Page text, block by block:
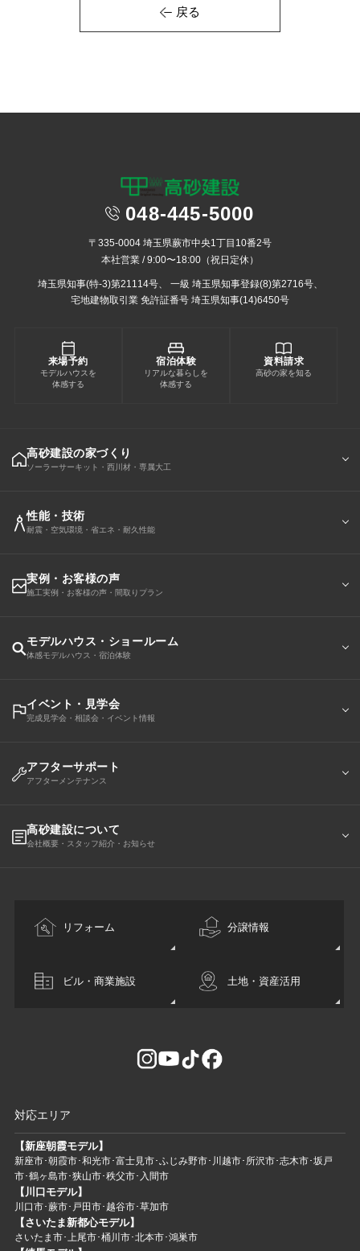
戻る
048-445-5000
〒335-0004 埼玉県蕨市中央1丁目10番2号
本社営業 / 9:00〜18:00（祝日定休）
埼玉県知事(特-3)第21114号、
一級 埼玉県知事登録(8)第2716号、
宅地建物取引業 免許証番号 埼玉県知事(14)6450号
来場予約
モデルハウスを
体感する
宿泊体験
リアルな暮らしを
体感する
資料請求
高砂の家を知る
高砂建設の家づくり
ソーラーサーキット・西川材・専属大工
性能・技術
耐震・空気環境・省エネ・耐久性能
実例・お客様の声
施工実例・お客様の声・間取りプラン
モデルハウス・ショールーム
体感モデルハウス・宿泊体験
イベント・見学会
完成見学会・相談会・イベント情報
アフターサポート
アフターメンテナンス
高砂建設について
会社概要・スタッフ紹介・お知らせ
リフォーム 分譲情報
ビル・商業施設 土地・資産活用
対応エリア
【新座朝霞モデル】
新座市･朝霞市･和光市･富士見市･ふじみ野市･川越市･所沢市･志木市･坂戸
市･鶴ヶ島市･狭山市･秩父市･入間市
【川口モデル】
川口市･蕨市･戸田市･越谷市･草加市
【さいたま新都心モデル】
さいたま市･上尾市･桶川市･北本市･鴻巣市